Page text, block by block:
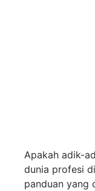
Apakah adik-
dunia profesi
panduan yang